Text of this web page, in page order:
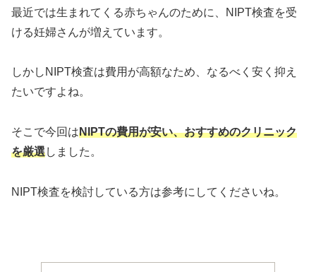
最近では生まれてくる赤ちゃんのために、NIPT検査を受
ける妊婦さんが増えています。
しかしNIPT検査は費用が高額なため、なるべく安く抑え
たいですよね。
そこで今回はNIPTの費用が安い、おすすめのクリニック
を厳選しました。
NIPT検査を検討している方は参考にしてくださいね。